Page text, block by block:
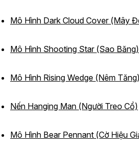
Mô Hình Dark Cloud Cover (Mây
Mô Hình Shooting Star (Sao Băng)
Mô Hình Rising Wedge (Nêm Tăng)
Nến Hanging Man (Người Treo Cổ)
Mô Hình Bear Pennant (Cờ Hiệu